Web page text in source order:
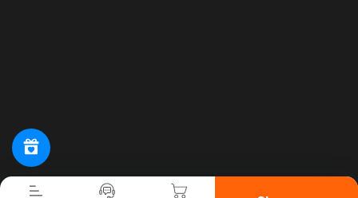
Tiến hành thanh toán